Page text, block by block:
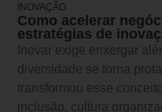
INOVAÇÃO
Como acelerar
estratégias de
Inovar exige enxergar
diversidade se torna
transformou esse
inclusão, cultura